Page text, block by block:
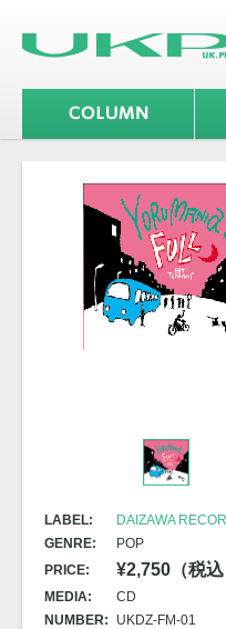
LABEL:
DAIZAWA
GENRE:
POP
PRICE:
¥2,750（税込
MEDIA:
CD
NUMBER:
UKDZ-FM-01